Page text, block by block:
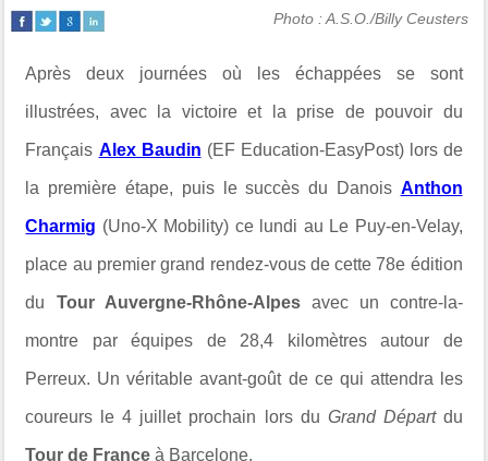
Photo : A.S.O./Billy Ceusters
Après deux journées où les échappées se sont
illustrées, avec la victoire et la prise de pouvoir du
Français Alex Baudin (EF Education-EasyPost) lors de
la première étape, puis le succès du Danois Anthon
Charmig (Uno-X Mobility) ce lundi au Le Puy-en-Velay,
place au premier grand rendez-vous de cette 78e édition
du Tour Auvergne-Rhône-Alpesavec un contre-la-
montre par équipes de 28,4 kilomètres autour de
Perreux. Un véritable avant-goût de ce qui attendra les
coureurs le 4 juillet prochain lors du Grand Départdu
Tour de France à Barcelone.